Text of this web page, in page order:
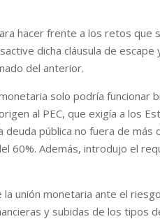
hacer frente a los retos que
dicha cláusula de escape
del anterior.
solo podría funcionar
al PEC, que exigía a los
pública no fuera de más
60%. Además, introdujo el
unión monetaria ante el
y subidas de los tipos